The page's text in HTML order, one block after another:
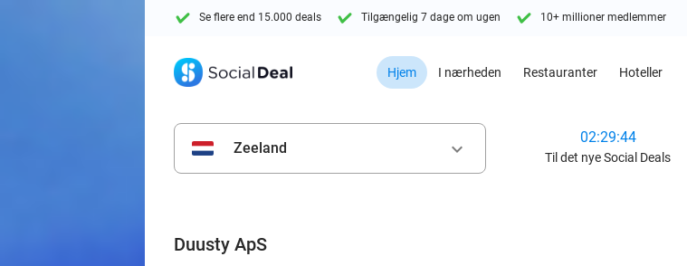
Se flere end 15.000 deals Tilgængelig 7 dage om ugen 10+ millioner medlemmer
Hjem I nærheden Restauranter Hoteller
Zeeland keyboard_arrow_down
02:29:42
Til det nye Social Deals
Duusty ApS